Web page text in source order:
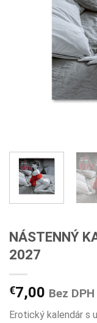
NÁSTENNÝ
2027
€7,00 Bez DPH
Erotický kalendár s